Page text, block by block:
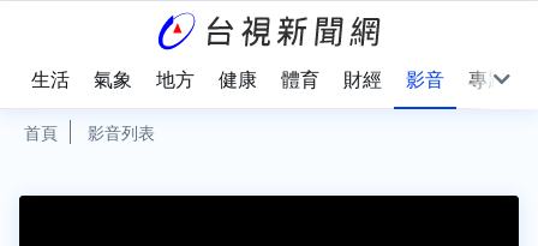
生活 氣象 地方 健康 體育 財經 影音 專題
首頁 影音列表